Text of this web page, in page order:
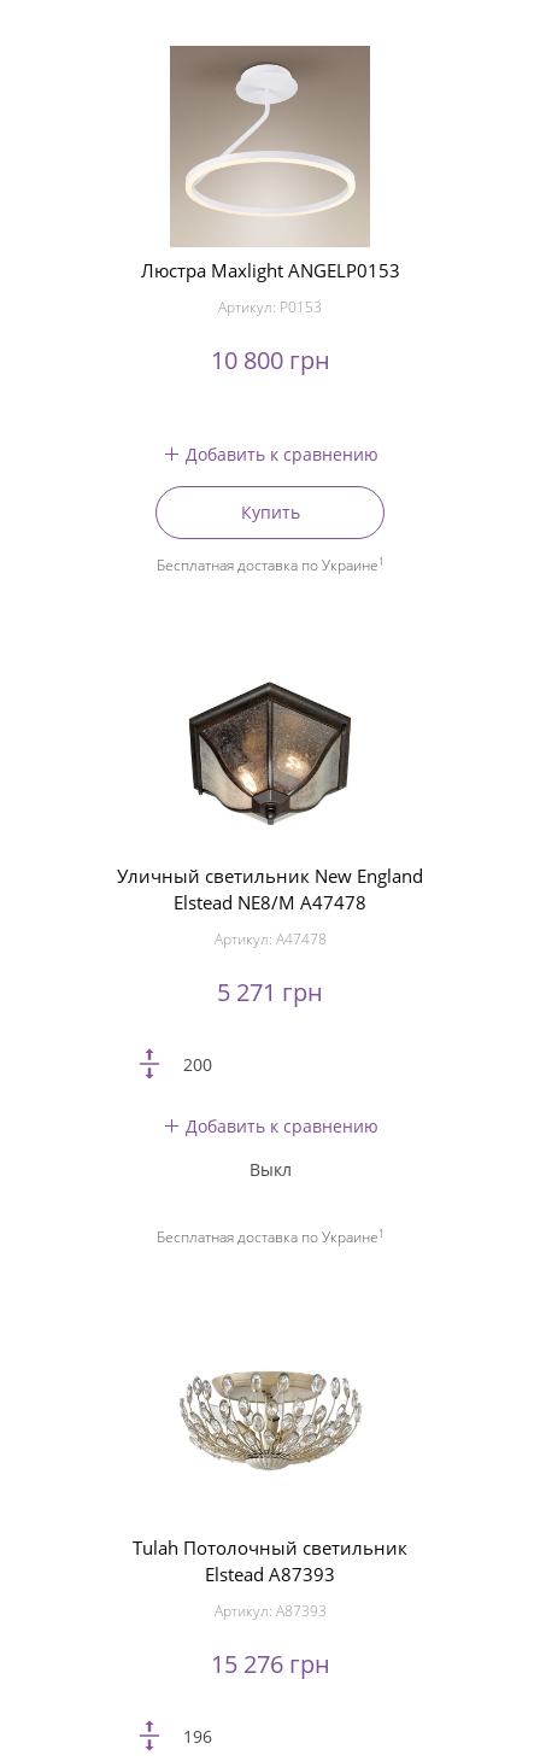
Люстра Maxlight ANGELP0153
Артикул: P0153
10 800 грн
Добавить к сравнению
Купить
Бесплатная доставка по Украине1
Уличный светильник New England
Elstead NE8/M A47478
Артикул: A47478
5 271 грн
200
Добавить к сравнению
Выкл
Бесплатная доставка по Украине1
Tulah Потолочный светильник
Elstead A87393
Артикул: A87393
15 276 грн
196